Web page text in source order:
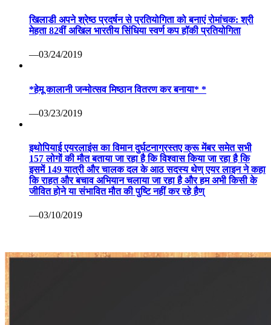
खिलाडी अपने श्रेष्ठ प्रदर्षन से प्रतियोगिता को बनाएं रोमांचक: श्री
मेहता 82वीं अखिल भारतीय सिंधिया स्वर्ण कप हॉकी प्रतियोगिता
—03/24/2019
*हेमू कालानी जन्मोत्सव मिष्ठान वितरण कर बनाया* *
—03/23/2019
इथोपियाई एयरलाइंस का विमान दुर्घटनाग्रस्तए क्रू मेंबर समेत सभी
157 लोगों की मौत बताया जा रहा है कि विश्वास किया जा रहा है कि
इसमें 149 यात्री और चालक दल के आठ सदस्य थेण् एयर लाइन ने कहा
कि राहत और बचाव अभियान चलाया जा रहा है और हम अभी किसी के
जीवित होने या संभावित मौत की पुष्टि नहीं कर रहे हैण्
—03/10/2019